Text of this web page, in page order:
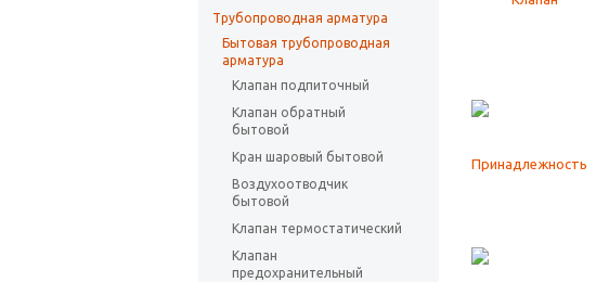
Трубопроводная арматура
Бытовая трубопроводная
арматура
Клапан подпиточный
Клапан обратный
бытовой
Кран шаровый бытовой
Воздухоотводчик
бытовой
Клапан термостатический
Клапан
предохранительный